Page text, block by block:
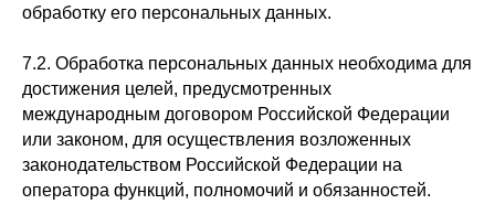
обработку его персональных данных.
7.2. Обработка персональных данных необходима для
достижения целей, предусмотренных
международным договором Российской Федерации
или законом, для осуществления возложенных
законодательством Российской Федерации на
оператора функций, полномочий и обязанностей.